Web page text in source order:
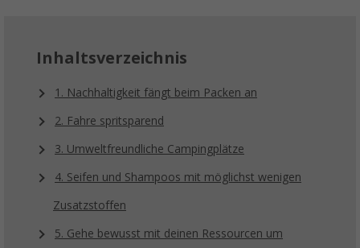
Inhaltsverzeichnis
1. Nachhaltigkeit fängt beim Packen an
2. Fahre spritsparend
3. Umweltfreundliche Campingplätze
4. Seifen und Shampoos mit möglichst wenigen
Zusatzstoffen
5. Gehe bewusst mit deinen Ressourcen um